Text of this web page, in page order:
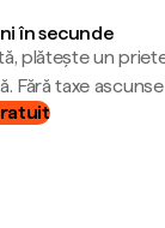
în secunde
plătește un
Fără taxe